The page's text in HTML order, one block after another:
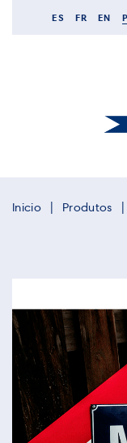
ES FR EN
Inicio Produtos